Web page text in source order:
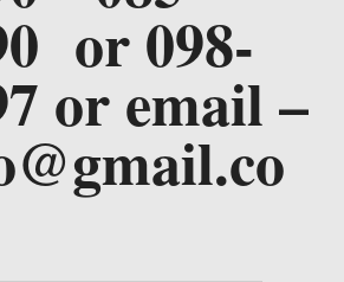
or 098-
or email –